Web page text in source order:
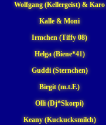
Wolfgang (Kellergeist) & Karo
Kalle & Moni
Irmchen (Tiffy 08)
Helga (Biene*41)
Guddi (Sternchen)
Birgit (m.t.F.)
Olli (Dj*Skorpi)
Keany (Kuckucksmilch)